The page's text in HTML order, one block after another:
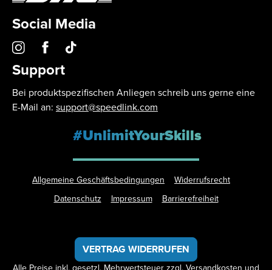
Social Media
Support
Bei produktspezifischen Anliegen schreib uns gerne eine
E-Mail an: support@speedlink.com
#UnlimitYourSkills
Allgemeine Geschäftsbedingungen
Widerrufsrecht
Datenschutz
Impressum Barrierefreiheit
VERTRAG WIDERRUFEN